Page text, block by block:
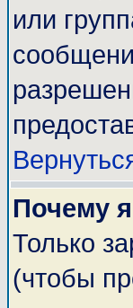
или
Почему
Только
(чтобы